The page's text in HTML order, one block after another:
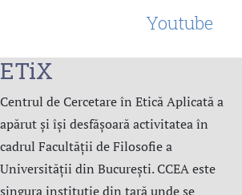
Youtube
ETiX
Centrul de Cercetare în Etică Aplicată a
apărut și își desfășoară activitatea în
cadrul Facultății de Filosofie a
Universității din București. CCEA este
singura instituție din țară unde se